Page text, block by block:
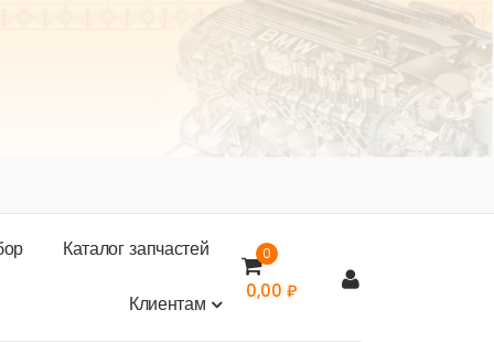
ор Каталогзапчастей
Клиентам
0
0,00 ₽